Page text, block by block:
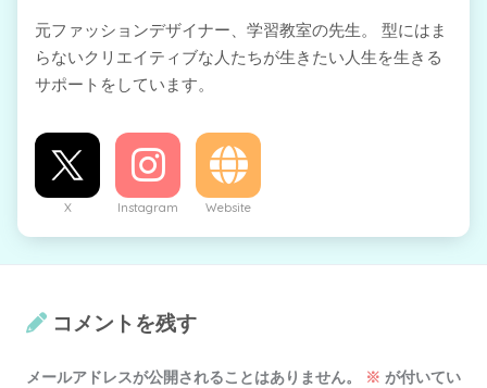
元ファッションデザイナー、学習教室の先生。 型にはま
らないクリエイティブな人たちが生きたい人生を生きる
サポートをしています。
X Instagram Website
コメントを残す
メールアドレスが公開されることはありません。 ※ が付いてい